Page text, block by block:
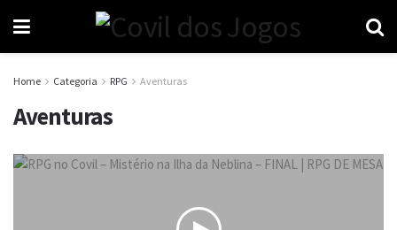
Home Categoria RPG Aventuras
Aventuras